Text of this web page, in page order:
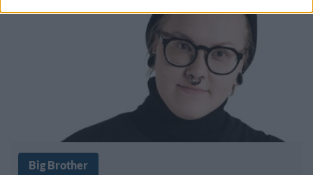
Big Brother